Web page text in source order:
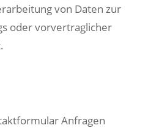
von Daten zur
oder vorvertraglicher
Anfragen